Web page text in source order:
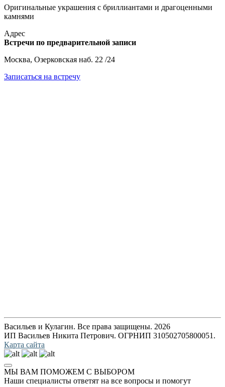
Оригинальные украшения с бриллиантами и драгоценными
камнями
Адрес
Встречи по предварительной записи
Москва, Озерковская наб. 22 /24
Записаться на встречу
Васильев и Кулагин. Все права защищены. 2026
ИП Васильев Никита Петрович. ОГРНИП 310502705800051.
Карта сайта
МЫ ВАМ ПОМОЖЕМ С ВЫБОРОМ
Наши специалисты ответят на все вопросы и помогут